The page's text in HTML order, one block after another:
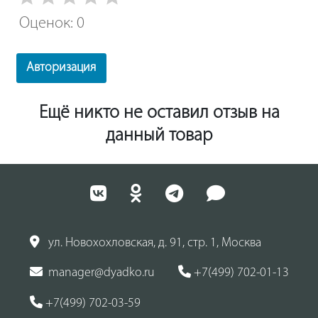
Оценок: 0
Авторизация
Ещё никто не оставил отзыв на
данный товар
ул. Новохохловская, д. 91, стр. 1, Москва
manager@dyadko.ru +7(499) 702-01-13
+7(499) 702-03-59